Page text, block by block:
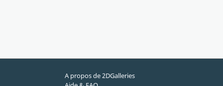
A propos de 2DGalleries